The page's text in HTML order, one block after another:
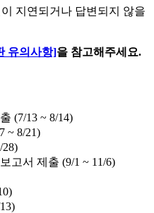
지연되거나 답변되지 않을
유의사항]을 참고해주세요.
(7/13 ~ 8/14)
~ 8/21)
28)
고서 제출 (9/1 ~ 11/6)